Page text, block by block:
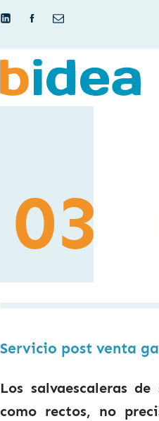
03
Servicio post venta
Los salvaescaleras
como rectos, no